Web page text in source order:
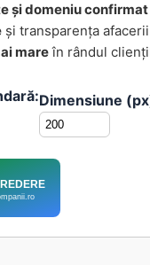
și domeniu confirmat
și transparența afacerii
mareîn rândul
Dimensiune